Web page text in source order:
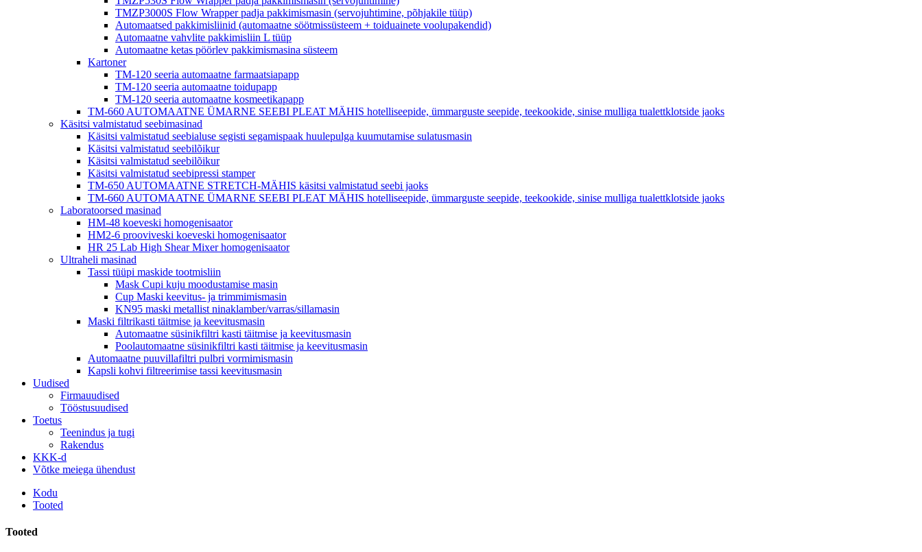
TMZP3000S Flow Wrapper padja pakkimismasin (servojuhtimine, põhjakile tüüp)
Automaatsed pakkimisliinid (automaatne söötmissüsteem + toiduainete voolupakendid)
Automaatne vahvlite pakkimisliin L tüüp
Automaatne ketas pöörlev pakkimismasina süsteem
Kartoner
TM-120 seeria automaatne farmaatsiapapp
TM-120 seeria automaatne toidupapp
TM-120 seeria automaatne kosmeetikapapp
TM-660 AUTOMAATNE ÜMARNE SEEBI PLEAT MÄHIS hotelliseepide, ümmarguste seepide, teekookide, sinise mulliga tualettklotside jaoks
Käsitsi valmistatud seebimasinad
Käsitsi valmistatud seebialuse segisti segamispaak huulepulga kuumutamise sulatusmasin
Käsitsi valmistatud seebilõikur
Käsitsi valmistatud seebilõikur
Käsitsi valmistatud seebipressi stamper
TM-650 AUTOMAATNE STRETCH-MÄHIS käsitsi valmistatud seebi jaoks
TM-660 AUTOMAATNE ÜMARNE SEEBI PLEAT MÄHIS hotelliseepide, ümmarguste seepide, teekookide, sinise mulliga tualettklotside jaoks
Laboratoorsed masinad
HM-48 koeveski homogenisaator
HM2-6 prooviveski koeveski homogenisaator
HR 25 Lab High Shear Mixer homogenisaator
Ultraheli masinad
Tassi tüüpi maskide tootmisliin
Mask Cupi kuju moodustamise masin
Cup Maski keevitus- ja trimmimismasin
KN95 maski metallist ninaklamber/varras/sillamasin
Maski filtrikasti täitmise ja keevitusmasin
Automaatne süsinikfiltri kasti täitmise ja keevitusmasin
Poolautomaatne süsinikfiltri kasti täitmise ja keevitusmasin
Automaatne puuvillafiltri pulbri vormimismasin
Kapsli kohvi filtreerimise tassi keevitusmasin
Uudised
Firmauudised
Tööstusuudised
Toetus
Teenindus ja tugi
Rakendus
KKK-d
Võtke meiega ühendust
Kodu
Tooted
Tooted